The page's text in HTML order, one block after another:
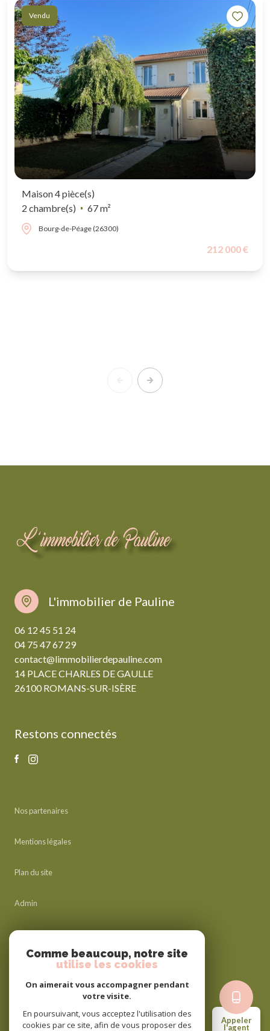
Appeler
l'agent
Vendu
Maison 4 pièce(s)
2 chambre(s)
67 m²
Bourg-de-Péage (26300)
212 000 €
L'immobilier de Pauline
06 12 45 51 24
04 75 47 67 29
contact@limmobilierdepauline.com
14 PLACE CHARLES DE GAULLE
26100 ROMANS-SUR-ISÈRE
Restons connectés
Nos partenaires
Mentions légales
Plan du site
Admin
Nos honoraires
Politique RGPD
Comme beaucoup, notre site
utilise les cookies
On aimerait vous accompagner pendant
votre visite.
En poursuivant, vous acceptez l'utilisation des
cookies par ce site, afin de vous proposer des